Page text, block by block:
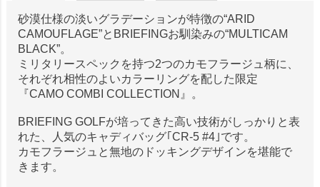
砂漠仕様の淡いグラデーションが特徴の“ARID
CAMOUFLAGE”とBRIEFINGお馴染みの“MULTICAM
BLACK”。
ミリタリースペックを持つ2つのカモフラージュ柄に、
それぞれ相性のよいカラーリングを配した限定
『CAMO COMBI COLLECTION』。
BRIEFING GOLFが培ってきた高い技術がしっかりと表
れた、人気のキャディバッグ｢CR-5 #4｣です。
カモフラージュと無地のドッキングデザインを堪能で
きます。